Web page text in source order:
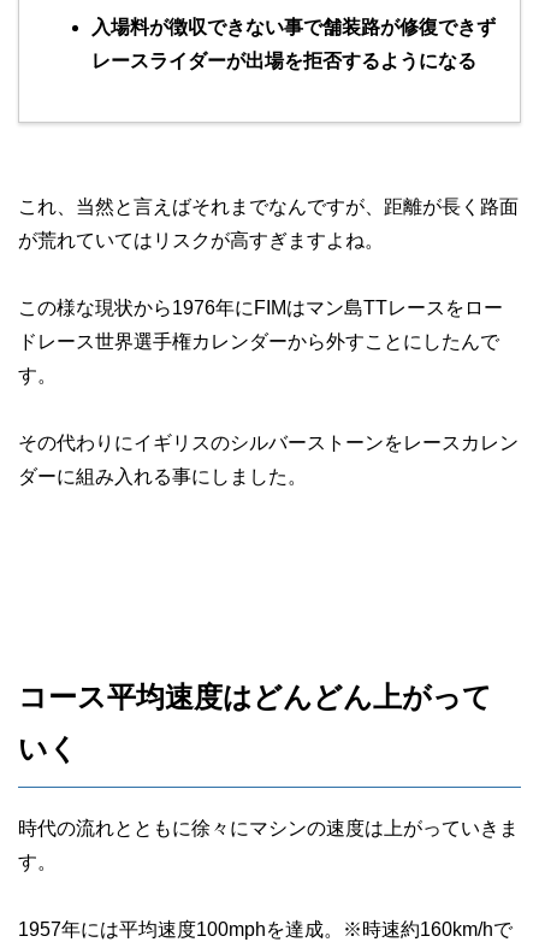
入場料が徴収できない事で舗装路が修復できず
レースライダーが出場を拒否するようになる
これ、当然と言えばそれまでなんですが、距離が長く路面
が荒れていてはリスクが高すぎますよね。
この様な現状から1976年にFIMはマン島TTレースをロー
ドレース世界選手権カレンダーから外すことにしたんで
す。
その代わりにイギリスのシルバーストーンをレースカレン
ダーに組み入れる事にしました。
コース平均速度はどんどん上がって
いく
時代の流れとともに徐々にマシンの速度は上がっていきま
す。
1957年には平均速度100mphを達成。※時速約160km/hで